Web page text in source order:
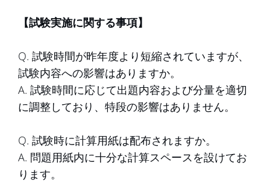
【試験実施に関する事項】
Q. 試験時間が昨年度より短縮されていますが、
試験内容への影響はありますか。
A. 試験時間に応じて出題内容および分量を適切
に調整しており、特段の影響はありません。
Q. 試験時に計算用紙は配布されますか。
A. 問題用紙内に十分な計算スペースを設けてお
ります。